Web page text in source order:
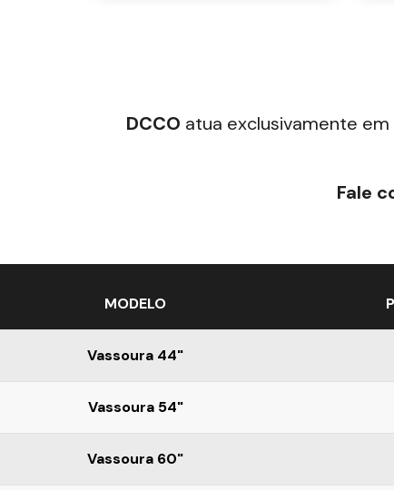
DCCO atua exclusivamente em
Fale
MODELO
Vassoura 44"
Vassoura 54"
Vassoura 60"